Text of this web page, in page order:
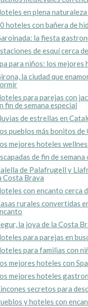
en plena
hoteles con bañera de
la fiesta
de esquí cerca
para niños: los
la ciudad que
para parejas con
fin de semana especial
de estrellas en
pueblos más bonitos de
mejores hoteles
de fin de
de Palafrugell y
Costa Brava
con encanto cerca
rurales convertidas
la joya de la Costa
para parejas en
para familias con
mejores hoteles con
mejores hoteles
secretos para
y hoteles con
activas
de
este
de
de uso